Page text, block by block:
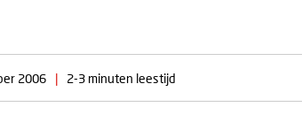
2006 | 2-3 minuten leestijd